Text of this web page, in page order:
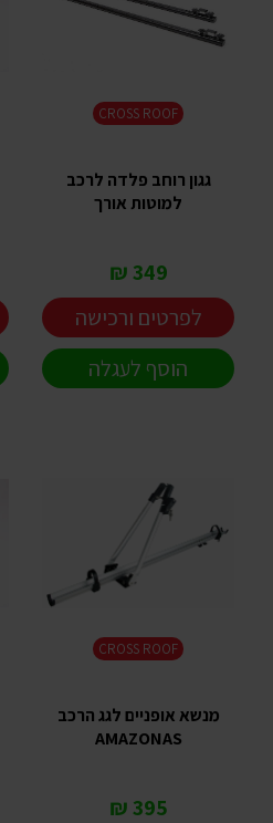
CROSS ROOF
גגון רוחב פלדה לרכב
למוטות אורך
349 ₪
לפרטים ורכישה
הוסף לעגלה
CROSS ROOF
מנשא אופניים לגג הרכב
AMAZONAS
395 ₪